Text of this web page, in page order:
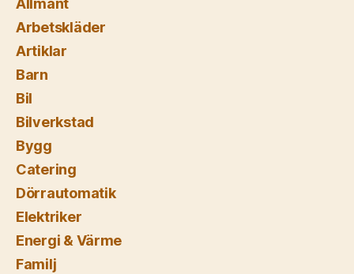
Allmänt
Arbetskläder
Artiklar
Barn
Bil
Bilverkstad
Bygg
Catering
Dörrautomatik
Elektriker
Energi & Värme
Familj